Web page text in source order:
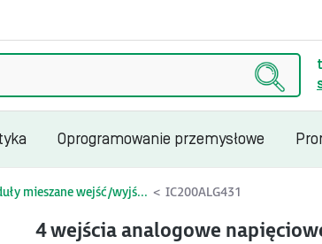
Oprogramowanie przemysłowe
mieszane wejść/wyjś... IC200ALG431
4 wejścia analogowe